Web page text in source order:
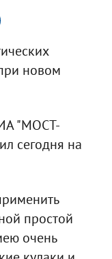
новом
"МОСТ-
сегодня на
простой
очень